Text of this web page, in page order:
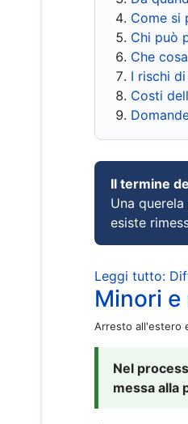
Come si
Chi può
Che
I rischi
Costi
Il termine
Una
esiste
Leggi tutto:
Minori
Arresto all'estero
Nel
messa alla